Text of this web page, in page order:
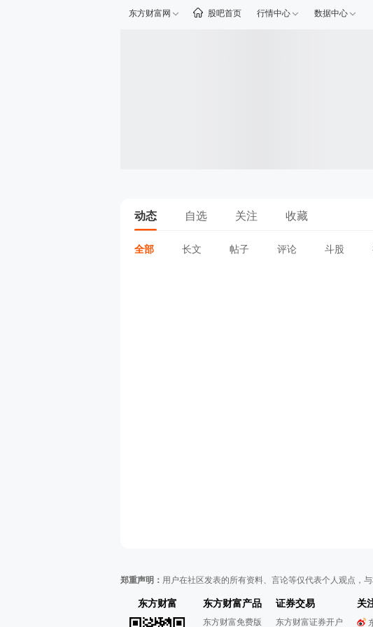
东方财富网 股吧首页 行情中心 数据中心
动态 自选 关注 收藏
全部 长文 帖子 评论 斗股
郑重声明： 用户在社区发表的所有资料、言论等仅代表个人观点，
东方财富 东方财富产品
东方财富免费版
证券交易
东方财富证券开户
关